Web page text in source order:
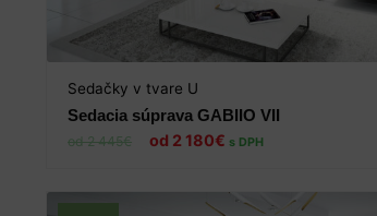
Sedačky v tvare U
Sedacia súprava GABIIO VII
2 445€ 2 180€ s DPH